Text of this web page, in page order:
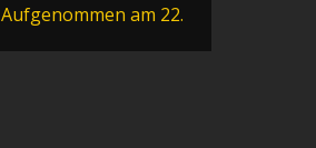
Aufgenommen am 22.